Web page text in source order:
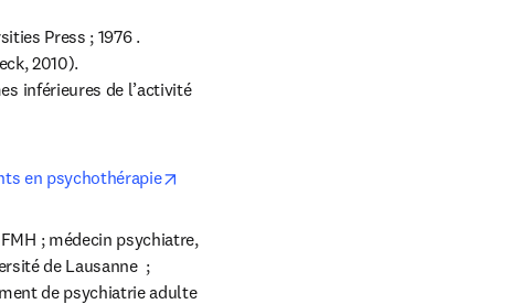
Press ; 1976 .
2010).
inférieures de l’activité
en psychothérapie
; médecin psychiatre,
de Lausanne  ;
de psychiatrie adulte